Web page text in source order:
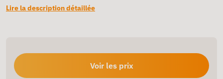
Lire la description détaillée
Voir les prix